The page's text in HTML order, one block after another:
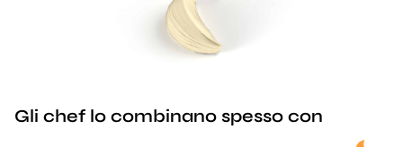
Gli chef lo combinano spesso con